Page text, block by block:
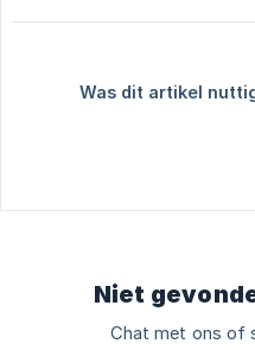
Was dit artikel
Niet
Chat met ons of